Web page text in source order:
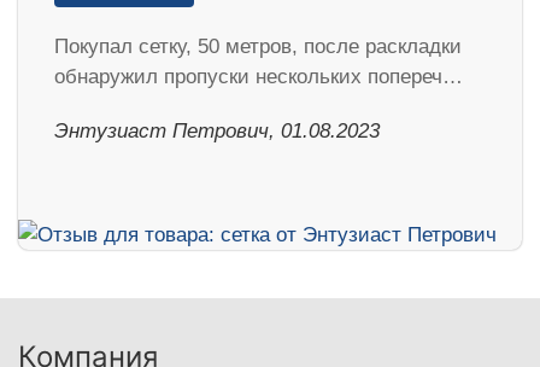
Покупал сетку, 50 метров, после раскладки
обнаружил пропуски нескольких попереч…
Энтузиаст Петрович, 01.08.2023
Компания